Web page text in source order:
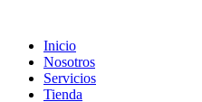
contentInicio
Nosotros
Servicios
Tienda